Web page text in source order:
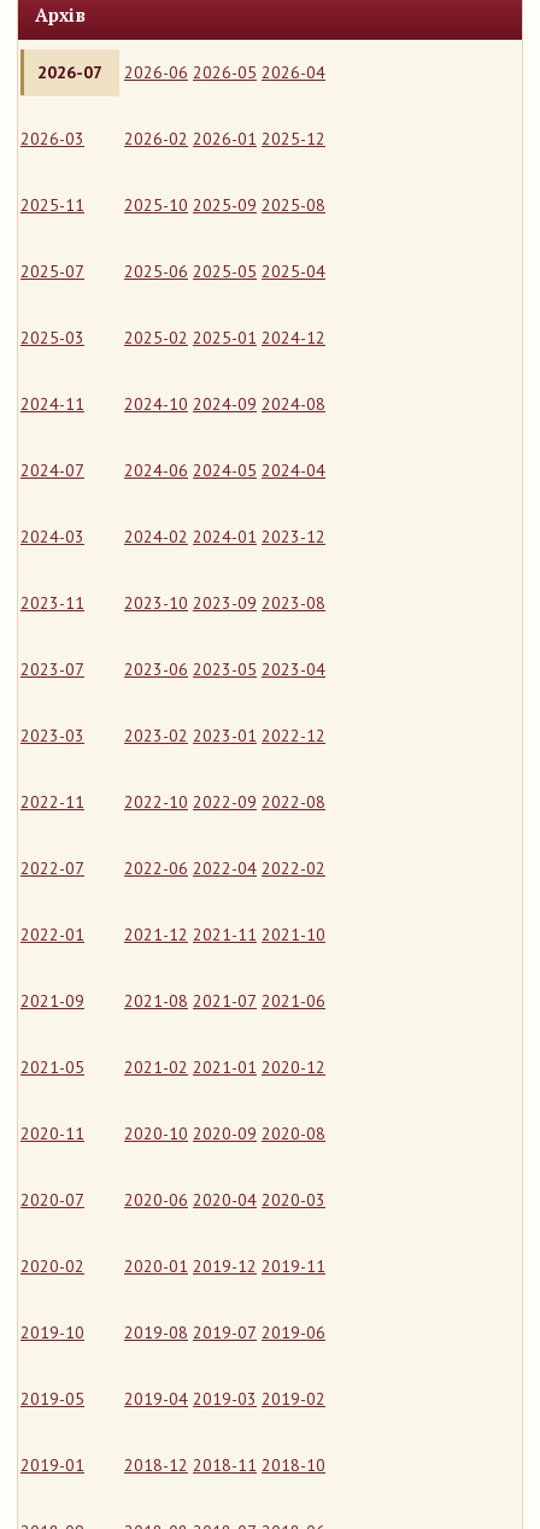
Архів
2026-07 2026-06 2026-05 2026-04
2026-03 2026-02 2026-01 2025-12
2025-11 2025-10 2025-09 2025-08
2025-07 2025-06 2025-05 2025-04
2025-03 2025-02 2025-01 2024-12
2024-11 2024-10 2024-09 2024-08
2024-07 2024-06 2024-05 2024-04
2024-03 2024-02 2024-01 2023-12
2023-11 2023-10 2023-09 2023-08
2023-07 2023-06 2023-05 2023-04
2023-03 2023-02 2023-01 2022-12
2022-11 2022-10 2022-09 2022-08
2022-07 2022-06 2022-04 2022-02
2022-01 2021-12 2021-11 2021-10
2021-09 2021-08 2021-07 2021-06
2021-05 2021-02 2021-01 2020-12
2020-11 2020-10 2020-09 2020-08
2020-07 2020-06 2020-04 2020-03
2020-02 2020-01 2019-12 2019-11
2019-10 2019-08 2019-07 2019-06
2019-05 2019-04 2019-03 2019-02
2019-01 2018-12 2018-11 2018-10